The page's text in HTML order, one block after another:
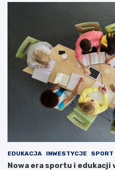
EDUKACJA INWESTYCJE SPORT
Nowa era sportu i